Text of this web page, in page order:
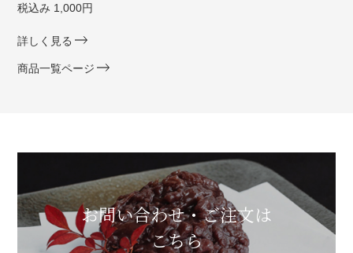
税込み 1,000円
詳しく見る
商品一覧ページ
お問い合わせ・ご注文は
こちら